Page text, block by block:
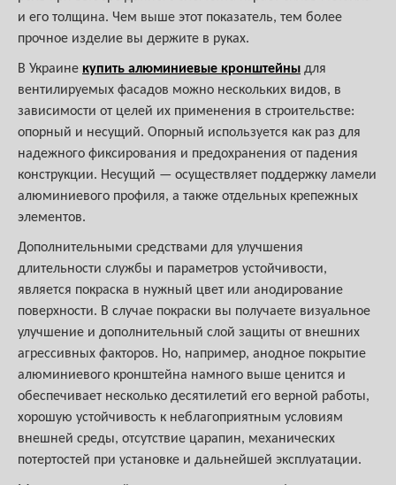
и его толщина. Чем выше этот показатель, тем более
прочное изделие вы держите в руках.
В Украине купить алюминиевые кронштейны для
вентилируемых фасадов можно нескольких видов, в
зависимости от целей их применения в строительстве:
опорный и несущий. Опорный используется как раз для
надежного фиксирования и предохранения от падения
конструкции. Несущий — осуществляет поддержку ламели
алюминиевого профиля, а также отдельных крепежных
элементов.
Дополнительными средствами для улучшения
длительности службы и параметров устойчивости,
является покраска в нужный цвет или анодирование
поверхности. В случае покраски вы получаете визуальное
улучшение и дополнительный слой защиты от внешних
агрессивных факторов. Но, например, анодное покрытие
алюминиевого кронштейна намного выше ценится и
обеспечивает несколько десятилетий его верной работы,
хорошую устойчивость к неблагоприятным условиям
внешней среды, отсутствие царапин, механических
потертостей при установке и дальнейшей эксплуатации.